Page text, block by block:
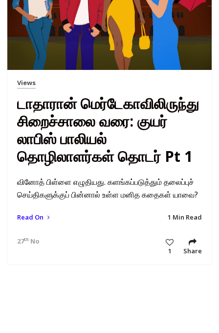
Views
டாதாரான் மெர்டேகாவிலிருந்து
சிறைச்சாலை வரை: குயர்
லாபிஸ் பாலியல்
தொழிலாளர்கள் தொடர் Pt 1
வினோத் பிள்ளை எழுதியது. களங்கப்படுத்தும் தலைப்புச்
செய்திகளுக்குப் பின்னால் உள்ள மனித கதைகள் யாவை?
Read On 1 Min Read
27th Nov 20 8:20 am
1
Share